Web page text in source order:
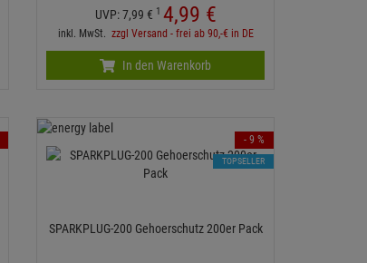
UVP:7,99 € 1 4,99 €
inkl. MwSt. zzgl Versand - frei ab 90,-€ in DE
In den Warenkorb
SPARKPLUG-200 Gehoerschutz 200er Pack
- 9 %
TOPSELLER